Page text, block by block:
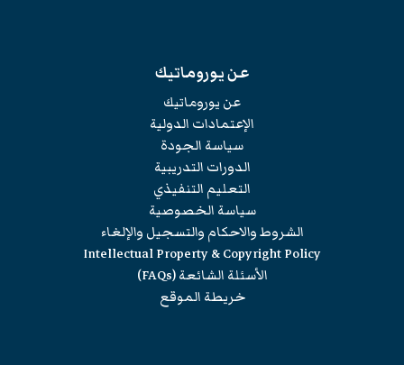
عن يوروماتيك
عن يوروماتيك
الإعتمادات الدولية
سياسة الجودة
الدورات التدريبية
التعليم التنفيذي
سياسة الخصوصية
الشروط والاحكام والتسجيل والإلغاء
Intellectual Property & Copyright Policy
الأسئلة الشائعة (FAQs)
خريطة الموقع